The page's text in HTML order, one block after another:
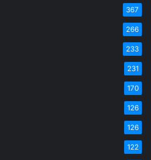
367
266
233
231
170
126
126
122